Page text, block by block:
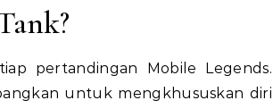
pertandingan Mobile Legends.
untuk mengkhususkan diri